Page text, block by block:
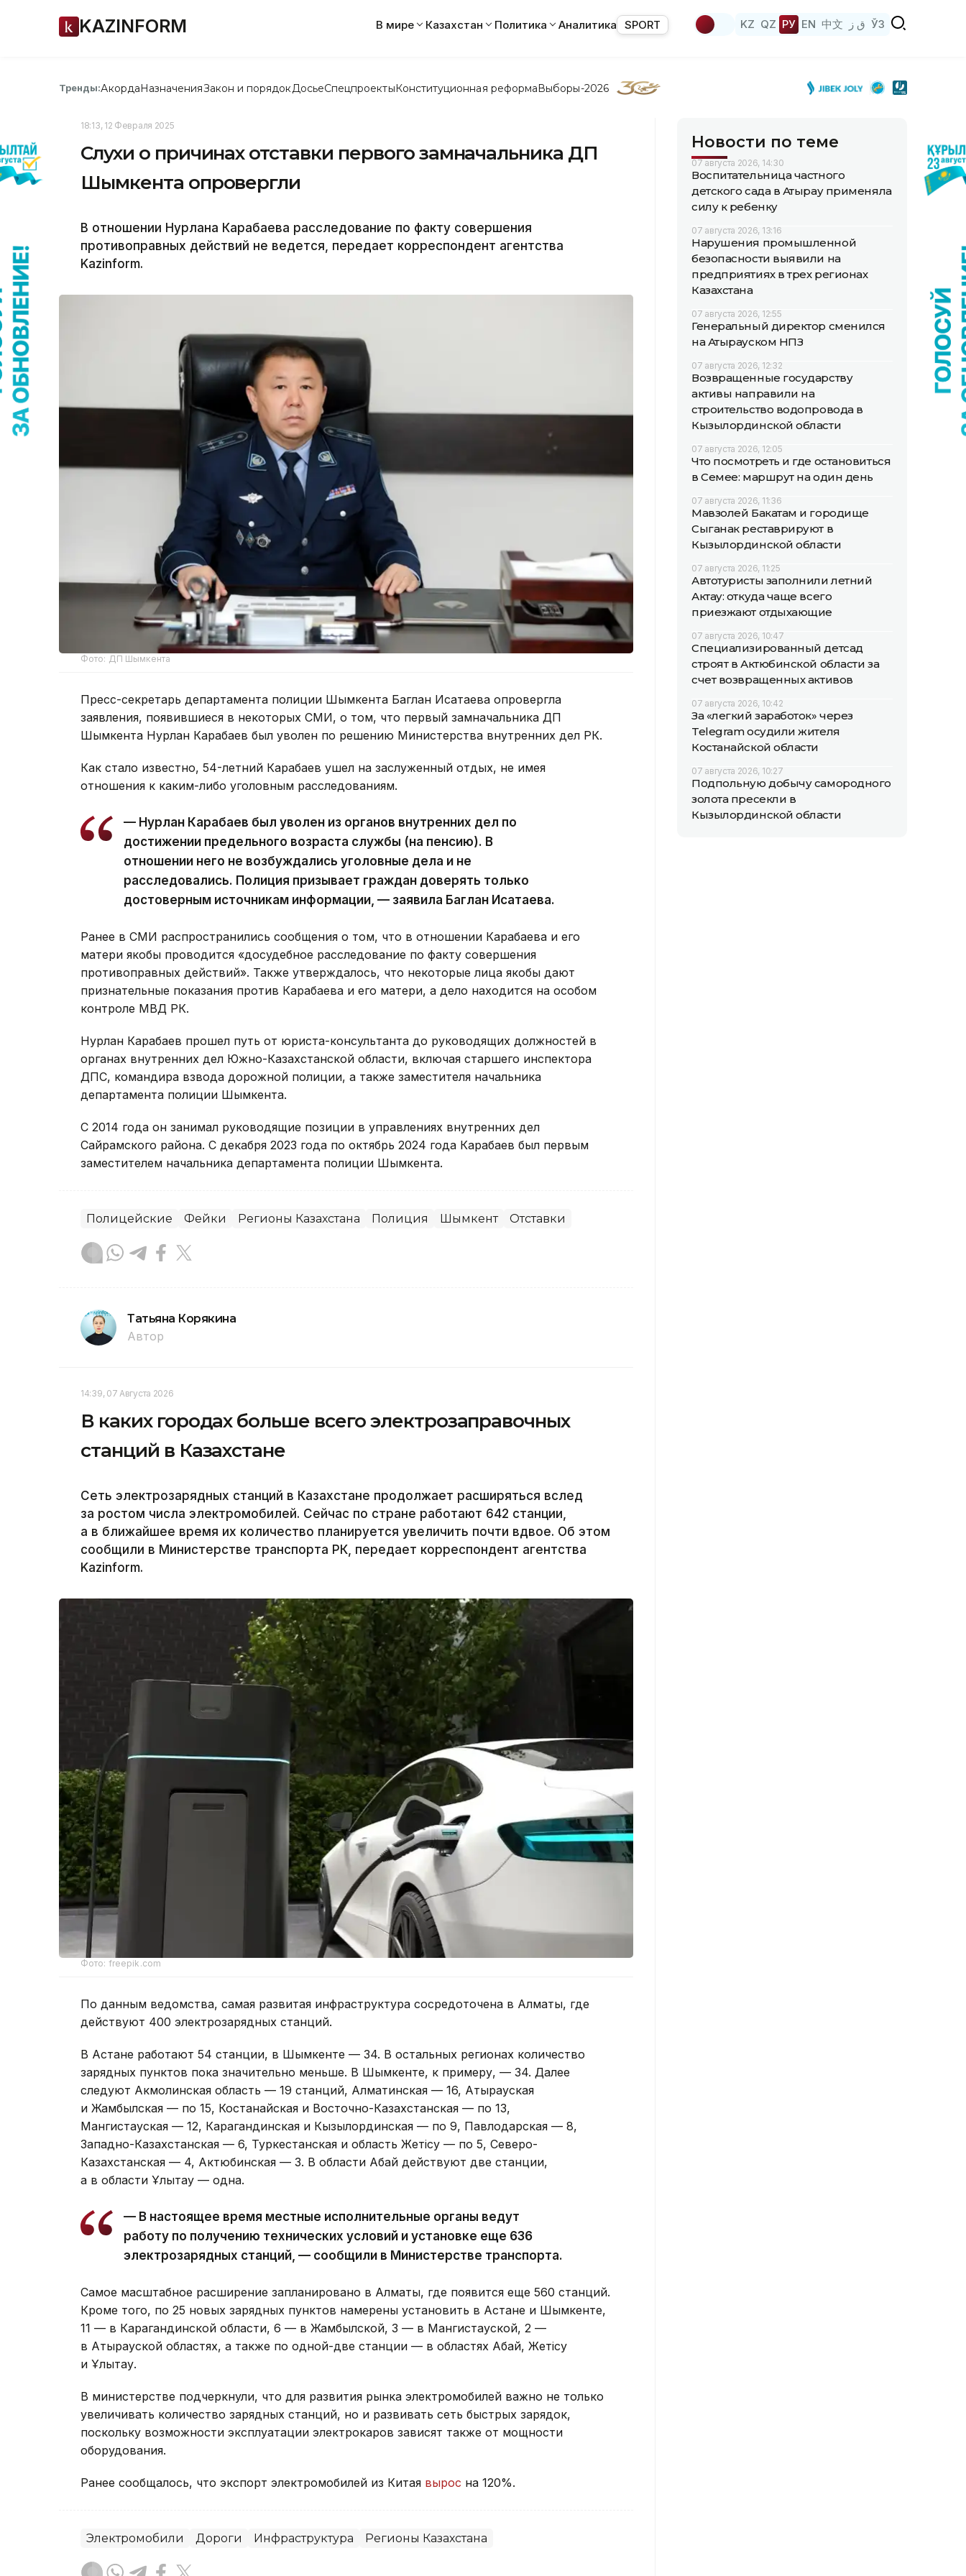
KAZINFORM В мире Казахстан Политика Аналитика SPORT KZ QZ РУ EN 中文 ق ز ЎЗ
Тренды:АкордаНазначенияЗакон и порядок ДосьеСпецпроектыКонституционная реформаВыборы-2026
18:13, 12 Февраля 2025
Слухи о причинах отставки первого замначальника ДП
Шымкента опровергли
В отношении Нурлана Карабаева расследование по факту совершения
противоправных действий не ведется, передает корреспондент агентства
Kazinform.
Фото: ДП Шымкента
Пресс-секретарь департамента полиции Шымкента Баглан Исатаева опровергла
заявления, появившиеся в некоторых СМИ, о том, что первый замначальника ДП
Шымкента Нурлан Карабаев был уволен по решению Министерства внутренних дел РК.
Как стало известно, 54-летний Карабаев ушел на заслуженный отдых, не имея
отношения к каким-либо уголовным расследованиям.
— Нурлан Карабаев был уволен из органов внутренних дел по
достижении предельного возраста службы (на пенсию). В
отношении него не возбуждались уголовные дела и не
расследовались. Полиция призывает граждан доверять только
достоверным источникам информации, — заявила Баглан Исатаева.
Ранее в СМИ распространились сообщения о том, что в отношении Карабаева и его
матери якобы проводится «досудебное расследование по факту совершения
противоправных действий». Также утверждалось, что некоторые лица якобы дают
признательные показания против Карабаева и его матери, а дело находится на особом
контроле МВД РК.
Нурлан Карабаев прошел путь от юриста-консультанта до руководящих должностей в
органах внутренних дел Южно-Казахстанской области, включая старшего инспектора
ДПС, командира взвода дорожной полиции, а также заместителя начальника
департамента полиции Шымкента.
С 2014 года он занимал руководящие позиции в управлениях внутренних дел
Сайрамского района. С декабря 2023 года по октябрь 2024 года Карабаев был первым
заместителем начальника департамента полиции Шымкента.
Полицейские Фейки Регионы Казахстана Полиция Шымкент Отставки
Татьяна Корякина
Автор
14:39, 07 Августа 2026
В каких городах больше всего электрозаправочных
станций в Казахстане
Сеть электрозарядных станций в Казахстане продолжает расширяться вслед
за ростом числа электромобилей. Сейчас по стране работают 642 станции,
а в ближайшее время их количество планируется увеличить почти вдвое. Об этом
сообщили в Министерстве транспорта РК, передает корреспондент агентства
Kazinform.
Фото: freepik.com
По данным ведомства, самая развитая инфраструктура сосредоточена в Алматы, где
действуют 400 электрозарядных станций.
В Астане работают 54 станции, в Шымкенте — 34. В остальных регионах количество
зарядных пунктов пока значительно меньше. В Шымкенте, к примеру, — 34. Далее
следуют Акмолинская область — 19 станций, Алматинская — 16, Атырауская
и Жамбылская — по 15, Костанайская и Восточно-Казахстанская — по 13,
Мангистауская — 12, Карагандинская и Кызылординская — по 9, Павлодарская — 8,
Западно-Казахстанская — 6, Туркестанская и область Жетісу — по 5, Северо-
Казахстанская — 4, Актюбинская — 3. В области Абай действуют две станции,
а в области Ұлытау — одна.
— В настоящее время местные исполнительные органы ведут
работу по получению технических условий и установке еще 636
электрозарядных станций, — сообщили в Министерстве транспорта.
Самое масштабное расширение запланировано в Алматы, где появится еще 560 станций.
Кроме того, по 25 новых зарядных пунктов намерены установить в Астане и Шымкенте,
11 — в Карагандинской области, 6 — в Жамбылской, 3 — в Мангистауской, 2 —
в Атырауской областях, а также по одной-две станции — в областях Абай, Жетісу
и Ұлытау.
В министерстве подчеркнули, что для развития рынка электромобилей важно не только
увеличивать количество зарядных станций, но и развивать сеть быстрых зарядок,
поскольку возможности эксплуатации электрокаров зависят также от мощности
оборудования.
Ранее сообщалось, что экспорт электромобилей из Китая вырос на 120%.
Электромобили Дороги Инфраструктура Регионы Казахстана
Новости по теме
07 августа 2026, 14:30
Воспитательница частного
детского сада в Атырау применяла
силу к ребенку
07 августа 2026, 13:16
Нарушения промышленной
безопасности выявили на
предприятиях в трех регионах
Казахстана
07 августа 2026, 12:55
Генеральный директор сменился
на Атырауском НПЗ
07 августа 2026, 12:32
Возвращенные государству
активы направили на
строительство водопровода в
Кызылординской области
07 августа 2026, 12:05
Что посмотреть и где остановиться
в Семее: маршрут на один день
07 августа 2026, 11:36
Мавзолей Бакатам и городище
Сыганак реставрируют в
Кызылординской области
07 августа 2026, 11:25
Автотуристы заполнили летний
Актау: откуда чаще всего
приезжают отдыхающие
07 августа 2026, 10:47
Специализированный детсад
строят в Актюбинской области за
счет возвращенных активов
07 августа 2026, 10:42
За «легкий заработок» через
Telegram осудили жителя
Костанайской области
07 августа 2026, 10:27
Подпольную добычу самородного
золота пресекли в
Кызылординской области